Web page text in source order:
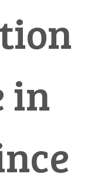
in